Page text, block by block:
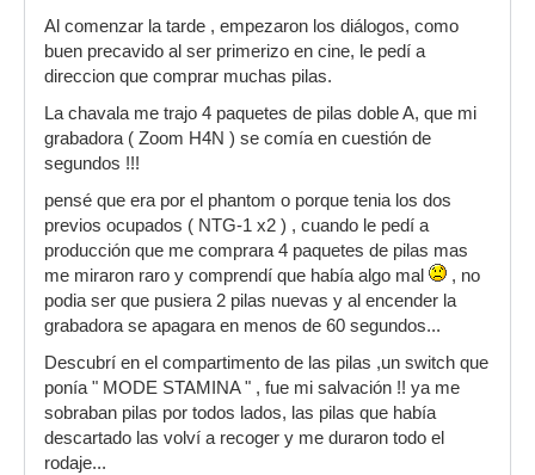
Al comenzar la tarde , empezaron los diálogos, como
buen precavido al ser primerizo en cine, le pedí a
direccion que comprar muchas pilas.
La chavala me trajo 4 paquetes de pilas doble A, que mi
grabadora ( Zoom H4N ) se comía en cuestión de
segundos !!!
pensé que era por el phantom o porque tenia los dos
previos ocupados ( NTG-1 x2 ) , cuando le pedí a
producción que me comprara 4 paquetes de pilas mas
me miraron raro y comprendí que había algo mal
, no
podia ser que pusiera 2 pilas nuevas y al encender la
grabadora se apagara en menos de 60 segundos...
Descubrí en el compartimento de las pilas ,un switch que
ponía " MODE STAMINA " , fue mi salvación !! ya me
sobraban pilas por todos lados, las pilas que había
descartado las volví a recoger y me duraron todo el
rodaje...